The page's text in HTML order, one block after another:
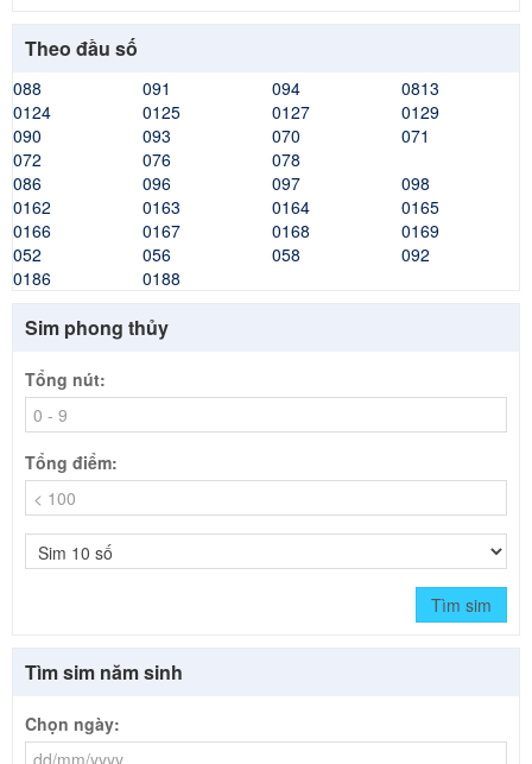
Theo đầu số
088 091 094
0813
0124
0125 0127
0129
090
093 070
071
072
076
078
086
096 097
098
0162
0163 0164
0165
0166
0167 0168
0169
052
056 058
092
0186
0188
Sim phong thủy
Tổng nút:
Tổng điểm:
Tìm sim
Tìm sim năm sinh
Chọn ngày: